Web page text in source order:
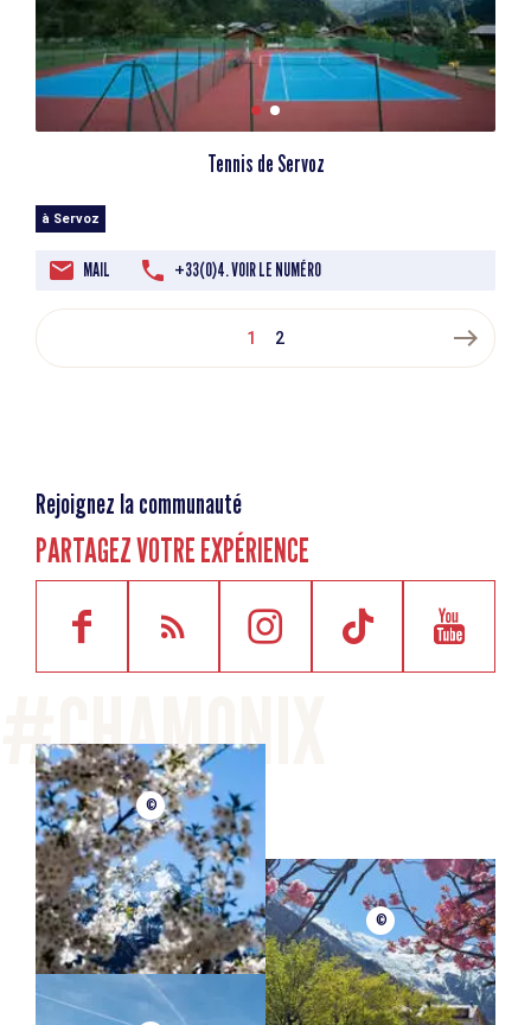
Tennis de Servoz
à Servoz
MAIL +33(0)4. VOIR LE NUMÉRO
1 2 east
Rejoignez la communauté
PARTAGEZ VOTRE EXPÉRIENCE
©
©